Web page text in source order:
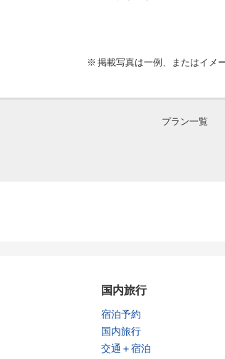
掲載写真は一例、またはイメ
プラン一覧
国内旅行
宿泊予約
国内旅行
交通＋宿泊